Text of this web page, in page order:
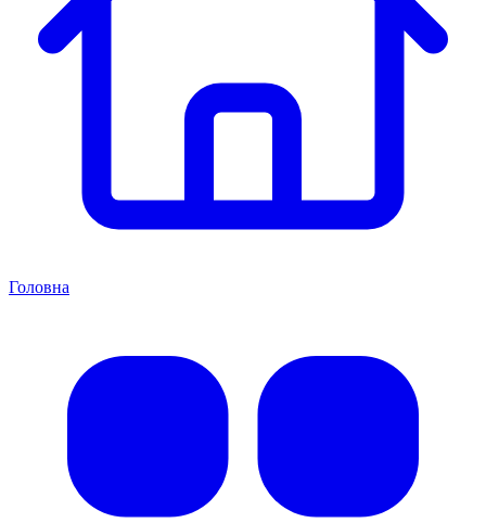
Головна